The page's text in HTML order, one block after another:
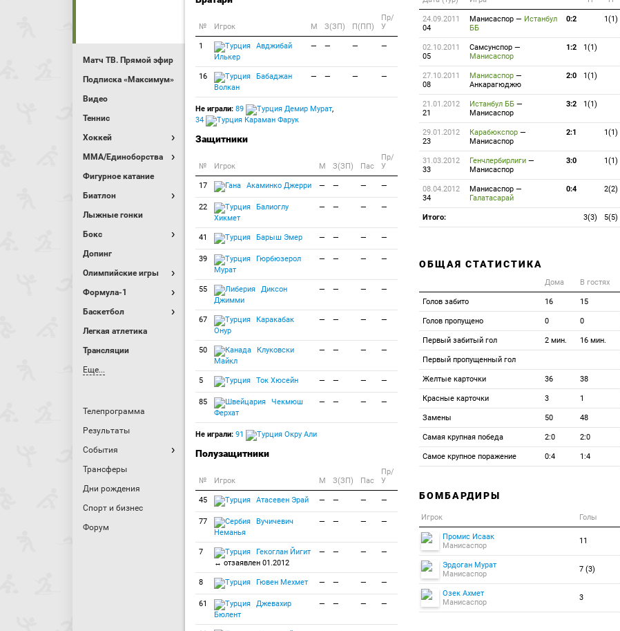
Матч ТВ. Прямой эфир
Подписка «Максимум»
Видео
Теннис
Хоккей
MMA/Единоборства
Фигурное катание
Биатлон
Лыжные гонки
Бокс
Допинг
Олимпийские игры
Формула-1
Баскетбол
Легкая атлетика
Трансляции
Еще...
Телепрограмма
Результаты
События
Трансферы
Дни рождения
Спорт и бизнес
Форум
№ Игрок M З(ЗП) П(ПП)
Пр/
У
1
Авджибай
Илькер
— — — —
16
Бабаджан
Волкан
— — — —
Не играли: 89 Демир Мурат,
34
Караман Фарук
Защитники
№ Игрок M З(ЗП) Пас
Пр/
У
17 Акаминко Джерри — — — —
22
Балиоглу
Хикмет
— — — —
41 Барыш Эмер — — — —
39
Гюрбюзерол
Мурат
— — — —
55
Диксон
Джимми
— — — —
67
Каракабак
Онур
— — — —
50
Клуковски
Майкл
— — — —
5 Ток Хюсейн — — — —
85
Чекмюш
Ферхат
— — — —
Не играли: 91 Окру Али
Полузащитники
№ Игрок M З(ЗП) Пас
Пр/
У
45 Атасевен Эрай — — — —
77
Вучичевич
Неманья
— — — —
7
Гекоглан Йигит
↔ отзаявлен 01.2012
— — — —
8 Гювен Мехмет — — — —
61
Джевахир
Бюлент
— — — —
24.09.2011
04
Манисаспор — Истанбул
ББ
0:2 1(1)
02.10.2011
05
Самсунспор —
Манисаспор
1:2 1(1)
27.10.2011
08
Манисаспор —
Анкарагюджю
2:0 1(1)
21.01.2012
21
Истанбул ББ —
Манисаспор
3:2 1(1)
29.01.2012
23
Карабюкспор —
Манисаспор
2:1 1(1)
31.03.2012
33
Генчлербирлиги —
Манисаспор
3:0 1(1)
08.04.2012
34
Манисаспор —
Галатасарай
0:4 2(2)
Итого: 3(3) 5(5)
ОБЩАЯ СТАТИСТИКА
Дома В гостях
Голов забито 16 15
Голов пропущено 0 0
Первый забитый гол 2 мин. 16 мин.
Первый пропущенный гол
Желтые карточки 36 38
Красные карточки 3 1
Замены 50 48
Самая крупная победа 2:0 2:0
Самое крупное поражение 0:4 1:4
БОМБАРДИРЫ
Игрок Голы
Промис Исаак
Манисаспор
11
Эрдоган Мурат
Манисаспор
7 (3)
Озек Ахмет
Манисаспор
3